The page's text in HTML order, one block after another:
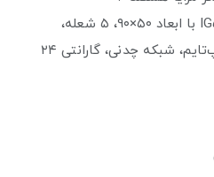
مشخصات نمونه: مدل IG529F با ابعاد ۵۰×۹۰، ۵ شعله،
شیشه مشکی، ترموکوپل تاپ‌تایم، شبکه چدنی، گارانتی ۲۴